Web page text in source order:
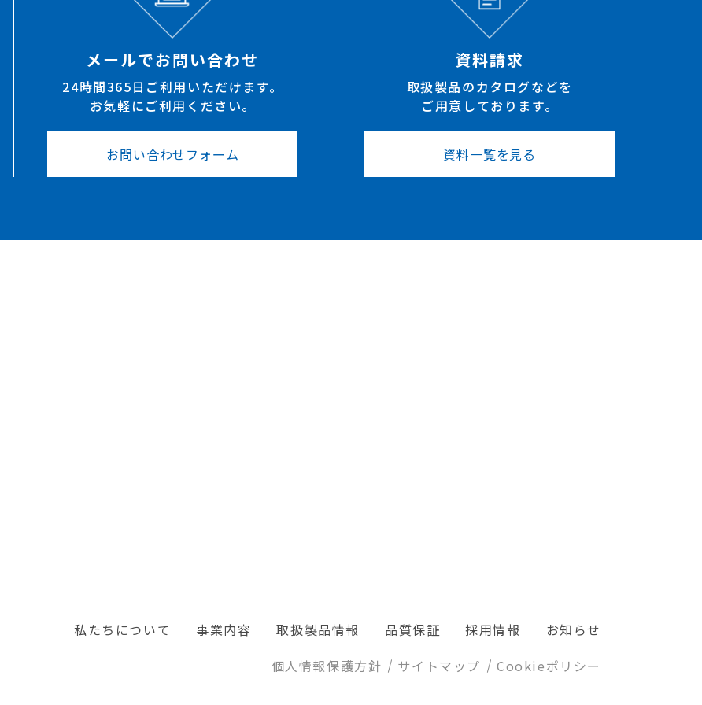
メールでお問い合わせ
24時間365日ご利用いただけます。
お気軽にご利用ください。
お問い合わせフォーム
資料請求
取扱製品のカタログなどを
ご用意しております。
資料一覧を見る
私たちについて 事業内容 取扱製品情報 品質保証 採用情報
お知らせ
個人情報保護方針
サイトマップ Cookieポリシー